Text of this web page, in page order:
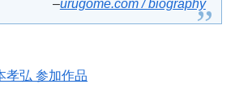
–urugome.com / biography
孝弘 参加作品